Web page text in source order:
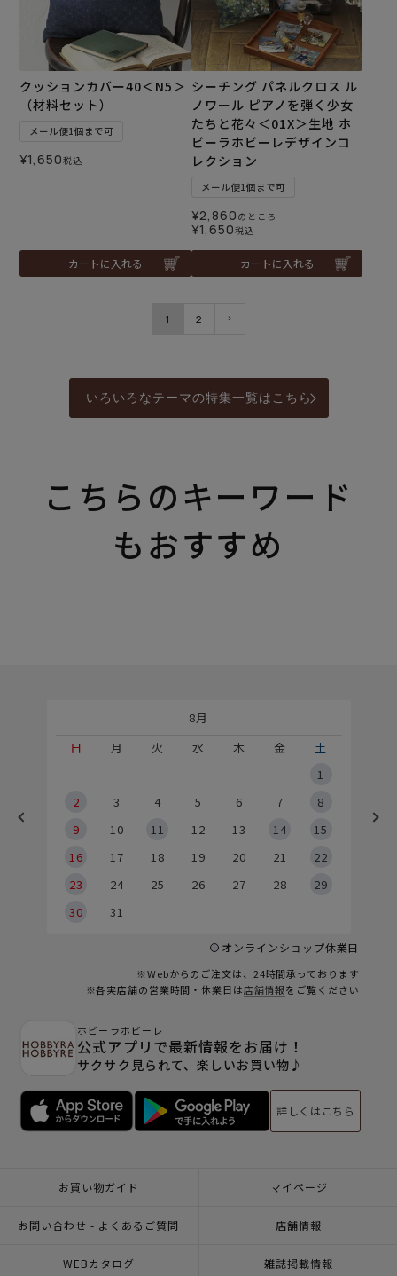
クッションカバー40＜N5＞
（材料セット）
メール便1個まで可
¥1,650税込
カートに入れる
シーチング パネルクロス ル
ノワール ピアノを弾く少女
たちと花々＜01X＞生地 ホ
ビーラホビーレデザインコ
レクション
メール便1個まで可
¥2,860 のところ
¥1,650税込
カートに入れる
1 2
いろいろなテーマの特集一覧はこちら
こちらのキーワード
もおすすめ
8月
日
月 火 水 木 金
土
1
2
3 4 5 6 7
8
9
10 11 12 13 14
15
16
17 18 19 20 21
22
23
24 25 26 27 28
29
30
31
オンラインショップ休業日
※Webからのご注文は、24時間承っております
※各実店舗の営業時間・休業日は店舗情報をご覧ください
ホビーラホビーレ
公式アプリで最新情報をお届け！
サクサク見られて、楽しいお買い物♪
詳しくはこちら
お買い物ガイド マイページ
お問い合わせ - よくあるご質問 店舗情報
WEBカタログ 雑誌掲載情報